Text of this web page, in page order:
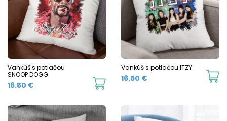
Vankúš s potlačou
SNOOP DOGG
16.50 €
Vankúš s potlačou ITZY
16.50 €